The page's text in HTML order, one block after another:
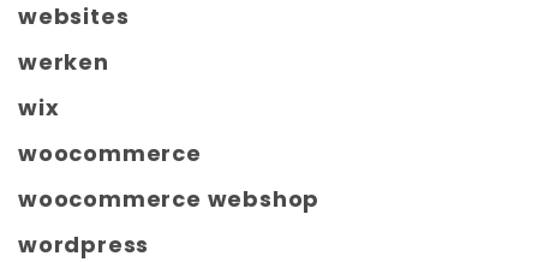
websites
werken
wix
woocommerce
woocommerce webshop
wordpress